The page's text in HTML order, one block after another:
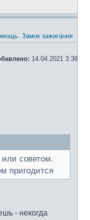
Замок зажигания
14.04.2021 3:39
советом.
пригодится
- некогда